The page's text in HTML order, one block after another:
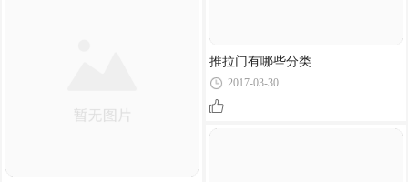
推拉门有哪些分类
2017-03-30